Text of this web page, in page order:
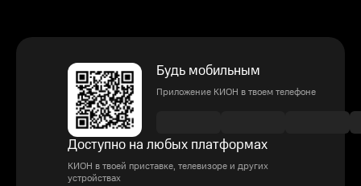
Будь мобильным
Приложение КИОН в твоем телефоне
Доступно на любых платформах
КИОН в твоей приставке, телевизоре и других
устройствах